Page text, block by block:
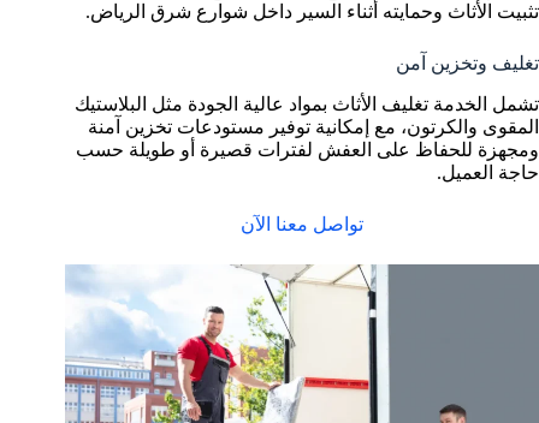
تثبيت الأثاث وحمايته أثناء السير داخل شوارع شرق الرياض.
تغليف وتخزين آمن
تشمل الخدمة تغليف الأثاث بمواد عالية الجودة مثل البلاستيك
المقوى والكرتون، مع إمكانية توفير مستودعات تخزين آمنة
ومجهزة للحفاظ على العفش لفترات قصيرة أو طويلة حسب
حاجة العميل.
تواصل معنا الآن